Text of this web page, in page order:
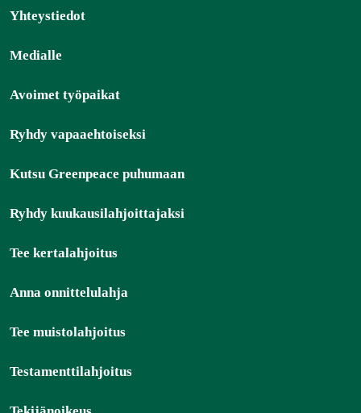
Yhteystiedot
Medialle
Avoimet työpaikat
Ryhdy vapaaehtoiseksi
Kutsu Greenpeace puhumaan
Ryhdy kuukausilahjoittajaksi
Tee kertalahjoitus
Anna onnittelulahja
Tee muistolahjoitus
Testamenttilahjoitus